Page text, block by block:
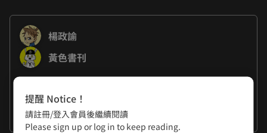
楊政諭
黃色書刊
楊政諭：媳婦差點殺死公婆呢。
黃色書刊：是物理上的婆媳戰爭。
看更多
提醒 Notice！
請註冊/登入會員後繼續閱讀
Please sign up or log in to keep reading.